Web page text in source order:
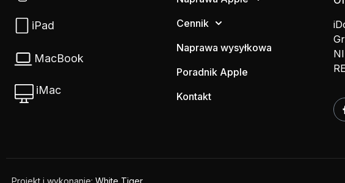
iPad
MacBook
iMac
Cennik
Naprawa wysyłkowa
Poradnik Apple
Kontakt
Projekt i wykonanie: White Tiger